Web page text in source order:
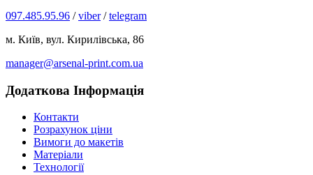
097.485.95.96 /viber/telegram
м. Київ, вул. Кирилівська, 86
manager@arsenal-print.com.ua
Додаткова Інформація
Контакти
Розрахунок ціни
Вимоги до макетів
Матеріали
Технології